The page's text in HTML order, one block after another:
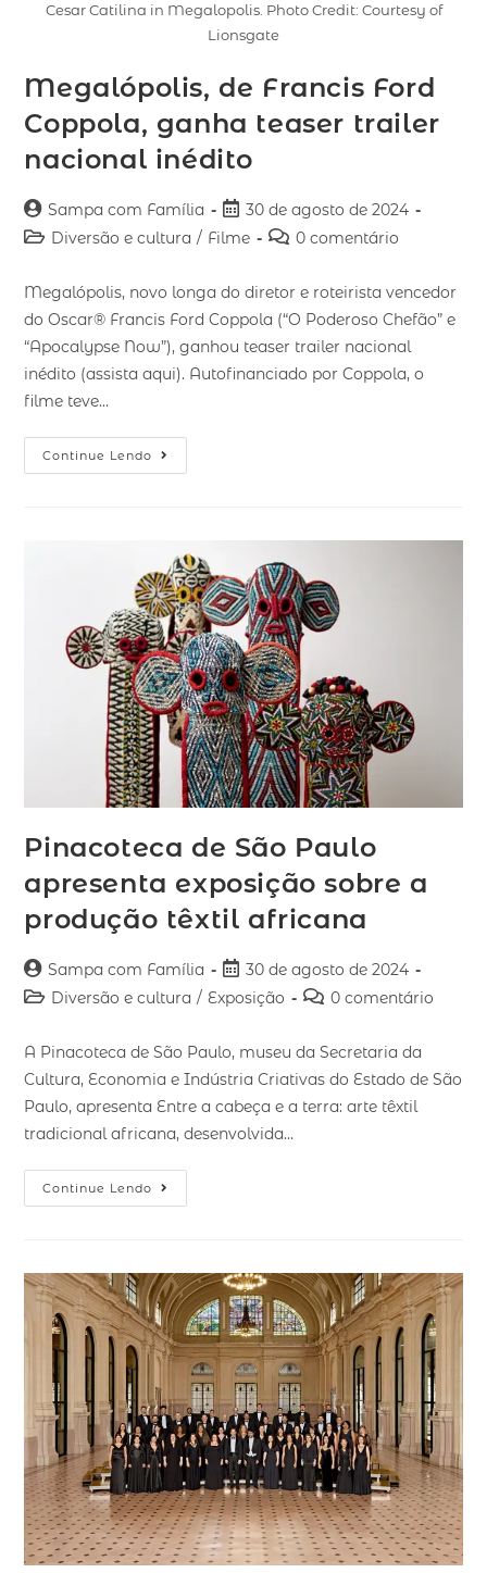
Cesar Catilina in Megalopolis. Photo Credit: Courtesy of
Lionsgate
Megalópolis, de Francis Ford
Coppola, ganha teaser trailer
nacional inédito
Sampa com Família
30 de agosto de 2024
Diversão e cultura / Filme 0 comentário
Megalópolis, novo longa do diretor e roteirista vencedor
do Oscar® Francis Ford Coppola (“O Poderoso Chefão” e
“Apocalypse Now”), ganhou teaser trailer nacional
inédito (assista aqui). Autofinanciado por Coppola, o
filme teve…
Continue Lendo
Pinacoteca de São Paulo
apresenta exposição sobre a
produção têxtil africana
Sampa com Família
30 de agosto de 2024
Diversão e cultura / Exposição 0 comentário
A Pinacoteca de São Paulo, museu da Secretaria da
Cultura, Economia e Indústria Criativas do Estado de São
Paulo, apresenta Entre a cabeça e a terra: arte têxtil
tradicional africana, desenvolvida…
Continue Lendo